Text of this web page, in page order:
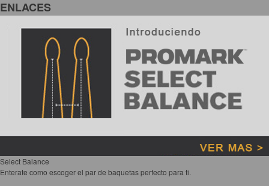
¿Alguna vez ta has preguntado cuál es la mejor manera de captar un saxofón?
Lee este interesante Post!
Pedal Tube Drive de XVIVE